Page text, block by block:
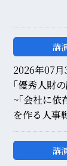
講
2026年07
｢優秀人財
~｢会社に依
を作る人事
講